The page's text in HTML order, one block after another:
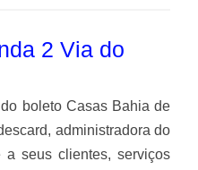
2 Via do
boleto Casas Bahia de
administradora do
a seus clientes, serviços